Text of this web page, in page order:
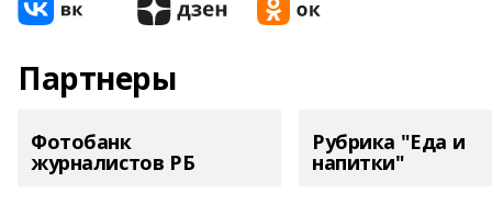
Партнеры
Фотобанк
журналистов РБ
Рубрика "Еда и
напитки"